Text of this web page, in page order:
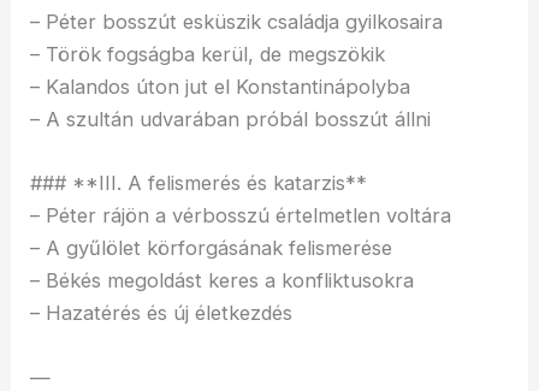
– Péter bosszút esküszik családja gyilkosaira
– Török fogságba kerül, de megszökik
– Kalandos úton jut el Konstantinápolyba
– A szultán udvarában próbál bosszút állni
### **III. A felismerés és katarzis**
– Péter rájön a vérbosszú értelmetlen voltára
– A gyűlölet körforgásának felismerése
– Békés megoldást keres a konfliktusokra
– Hazatérés és új életkezdés
—